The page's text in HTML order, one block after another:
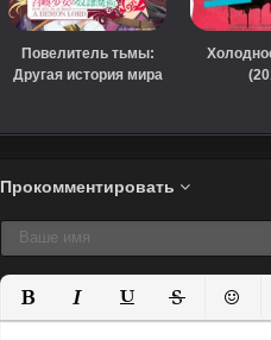
Повелитель тьмы:
Другая история мира
Прокомментировать
Полужирный
КурсивПодчеркнутый
Зачеркнутый